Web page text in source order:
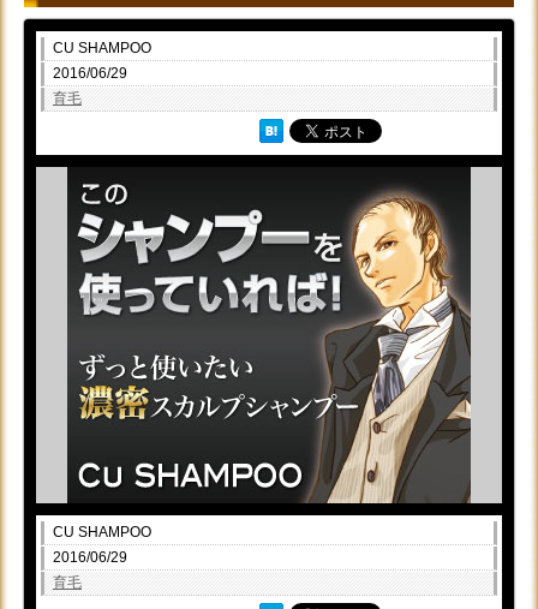
CU SHAMPOO
2016/06/29
育毛
CU SHAMPOO
2016/06/29
育毛